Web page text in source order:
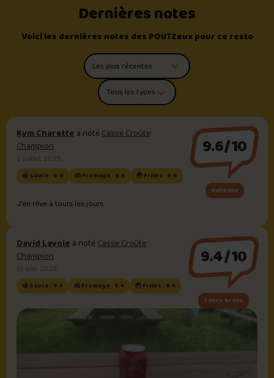
Dernières notes
Voici les dernières notes des POUTZeux pour ce resto
Trier les commentaires
Filtrer par type de poutine
Kym Charettea notéCasse Croûte
Champion
2 juillet 2025
🍯 Sauce : 9.6 🧀 Fromage : 9.6 🍟 Frites : 9.6
9.6/10
Italienne
J’en rêve à touts les jours
David Lavoiea notéCasse Croûte
Champion
19 juin 2025
🍯 Sauce : 9.4 🧀 Fromage : 9.4 🍟 Frites : 9.4
9.4/10
Sauce brune